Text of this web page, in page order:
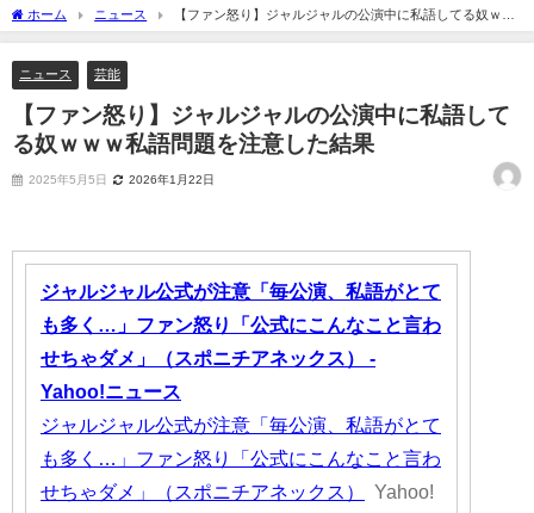
ホーム ニュース
【ファン怒り】ジャルジャルの公演中に私語してる奴ｗｗ
ｗ私語問題を注意した結果
ニュース 芸能
【ファン怒り】ジャルジャルの公演中に私語して
る奴ｗｗｗ私語問題を注意した結果
2025年5月5日 2026年1月22日
ジャルジャル公式が注意「毎公演、私語がとて
も多く…」ファン怒り「公式にこんなこと言わ
せちゃダメ」（スポニチアネックス） -
Yahoo!ニュース
ジャルジャル公式が注意「毎公演、私語がとて
も多く…」ファン怒り「公式にこんなこと言わ
せちゃダメ」（スポニチアネックス）
Yahoo!